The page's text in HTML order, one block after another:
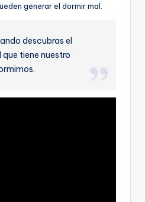
generar el dormir mal.
descubras el
tiene nuestro